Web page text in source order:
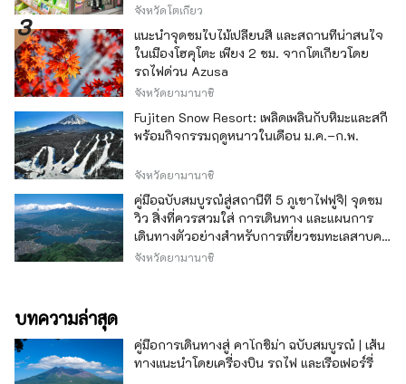
จังหวัดโตเกียว
แนะนำจุดชมใบไม้เปลี่ยนสี และสถานที่น่าสนใจ
ในเมืองโฮคุโตะ เพียง 2 ชม. จากโตเกียวโดย
รถไฟด่วน Azusa
จังหวัดยามานาชิ
Fujiten Snow Resort: เพลิดเพลินกับหิมะและสกี
พร้อมกิจกรรมฤดูหนาวในเดือน ม.ค.–ก.พ.
จังหวัดยามานาชิ
คู่มือฉบับสมบูรณ์สู่สถานีที่ 5 ภูเขาไฟฟูจิ| จุดชม
วิว สิ่งที่ควรสวมใส่ การเดินทาง และแผนการ
เดินทางตัวอย่างสำหรับการเที่ยวชมทะเลสาบคา
วากุจิ
จังหวัดยามานาชิ
บทความล่าสุด
คู่มือการเดินทางสู่ คาโกชิม่า ฉบับสมบูรณ์ | เส้น
ทางแนะนำโดยเครื่องบิน รถไฟ และเรือเฟอร์รี่